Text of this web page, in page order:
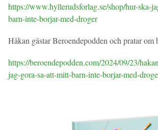
https://www.hyllerudsforlag.se/shop/hur-ska-
barn-inte-borjar-med-droger
Håkan gästar Beroendepodden och pratar om
https://beroendepodden.com/2024/09/23/
jag-gora-sa-att-mitt-barn-inte-borjar-med-